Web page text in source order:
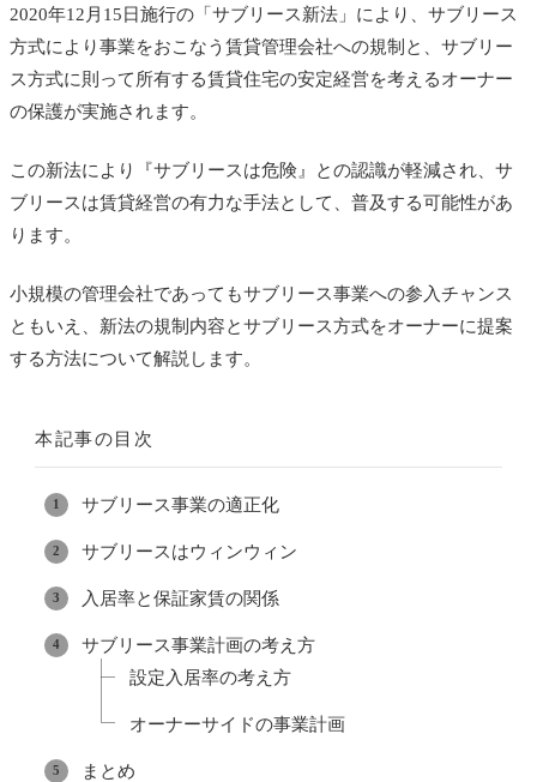
2020年12月15日施行の「サブリース新法」により、サブリース
方式により事業をおこなう賃貸管理会社への規制と、サブリー
ス方式に則って所有する賃貸住宅の安定経営を考えるオーナー
の保護が実施されます。
この新法により『サブリースは危険』との認識が軽減され、サ
ブリースは賃貸経営の有力な手法として、普及する可能性があ
ります。
小規模の管理会社であってもサブリース事業への参入チャンス
ともいえ、新法の規制内容とサブリース方式をオーナーに提案
する方法について解説します。
本記事の目次
サブリース事業の適正化
サブリースはウィンウィン
入居率と保証家賃の関係
サブリース事業計画の考え方
設定入居率の考え方
オーナーサイドの事業計画
まとめ